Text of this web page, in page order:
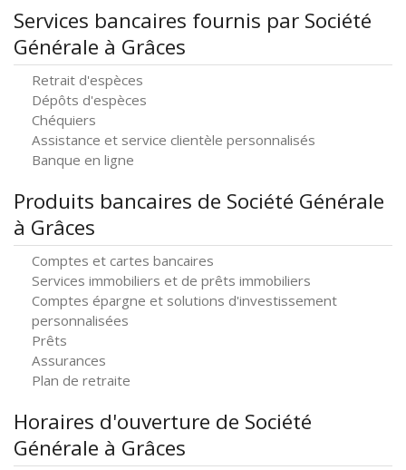
Services bancaires fournis par Société
Générale à Grâces
Retrait d'espèces
Dépôts d'espèces
Chéquiers
Assistance et service clientèle personnalisés
Banque en ligne
Produits bancaires de Société Générale
à Grâces
Comptes et cartes bancaires
Services immobiliers et de prêts immobiliers
Comptes épargne et solutions d'investissement
personnalisées
Prêts
Assurances
Plan de retraite
Horaires d'ouverture de Société
Générale à Grâces